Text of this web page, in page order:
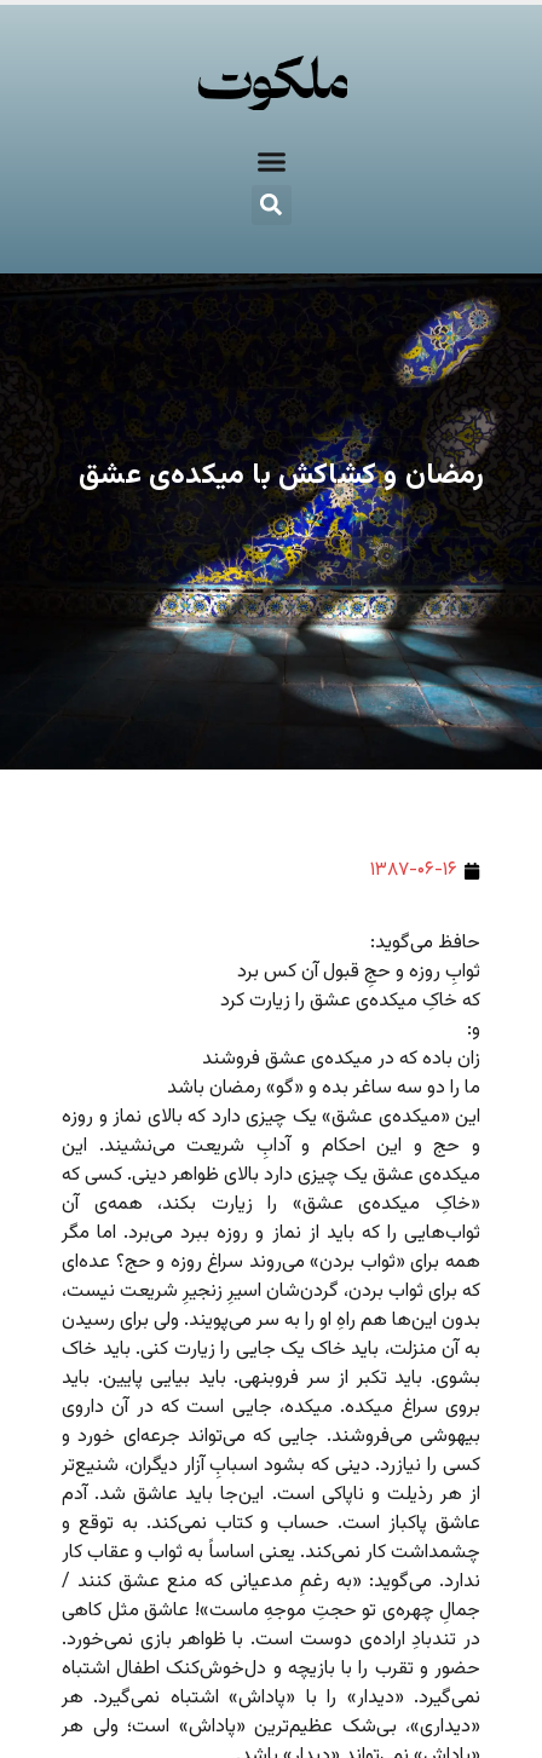
رمضان و کشاکش با میکده‌ی عشق
۱۳۸۷-۰۶-۱۶
حافظ می‌گوید:
ثوابِ روزه و حجِ قبول آن کس برد
که خاکِ میکده‌ی عشق را زیارت کرد
و:
زان باده که در میکده‌ی عشق فروشند
ما را دو سه ساغر بده و «گو» رمضان باشد
این «میکده‌ی عشق» یک چیزی دارد که بالای نماز و روزه
و حج و این احکام و آدابِ شریعت می‌نشیند. این
میکده‌ی عشق یک چیزی دارد بالای ظواهر دینی. کسی که
«خاکِ میکده‌ی عشق» را زیارت بکند،‌ همه‌ی آن
ثواب‌هایی را که باید از نماز و روزه ببرد می‌برد. اما مگر
همه برای «ثواب بردن» می‌روند سراغ روزه و حج؟ عده‌ای
که برای ثواب بردن، گردن‌شان اسیرِ زنجیرِ شریعت نیست،
بدون این‌ها هم راهِ او را به سر می‌پویند. ولی برای رسیدن
به آن منزلت، باید خاک یک جایی را زیارت کنی. باید خاک
بشوی. باید تکبر از سر فروبنهی. باید بیایی پایین. باید
بروی سراغ میکده. میکده، جایی است که در آن داروی
بیهوشی می‌فروشند. جایی که می‌تواند جرعه‌ای خورد و
کسی را نیازرد. دینی که بشود اسبابِ آزار دیگران، شنیع‌تر
از هر رذیلت و ناپاکی است. این‌جا باید عاشق شد. آدم
عاشق پاکباز است. حساب و کتاب نمی‌کند. به توقع و
چشمداشت کار نمی‌کند. یعنی اساساً به ثواب و عقاب کار
ندارد. می‌گوید: «به رغمِ مدعیانی که منع عشق کنند /
جمالِ چهره‌ی تو حجتِ‌ موجهِ‌ ماست»! عاشق مثل کاهی
در تندبادِ‌ اراده‌ی دوست است. با ظواهر بازی نمی‌خورد.
حضور و تقرب را با بازیچه و دل‌خوش‌کنک اطفال اشتباه
نمی‌گیرد. «دیدار» را با «پاداش» اشتباه نمی‌گیرد. هر
«دیداری»، بی‌شک عظیم‌ترین «پاداش» است؛ ولی هر